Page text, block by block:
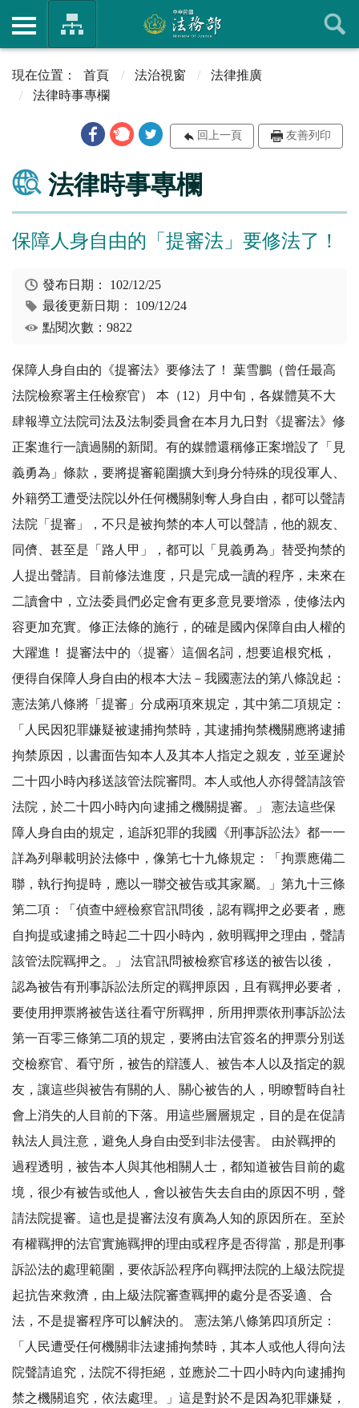
首頁 法治視窗
法律推廣
法律時事專欄
回上一頁 友善列印
法律時事專欄
保障人身自由的「提審法」要修法了！
發布日期： 102/12/25
最後更新日期： 109/12/24
點閱次數：9822
保障人身自由的《提審法》要修法了！ 葉雪鵬（曾任最高
法院檢察署主任檢察官） 本（12）月中旬，各媒體莫不大
肆報導立法院司法及法制委員會在本月九日對《提審法》修
正案進行一讀過關的新聞。有的媒體還稱修正案增設了「見
義勇為」條款，要將提審範圍擴大到身分特殊的現役軍人、
外籍勞工遭受法院以外任何機關剝奪人身自由，都可以聲請
法院「提審」，不只是被拘禁的本人可以聲請，他的親友、
同儕、甚至是「路人甲」，都可以「見義勇為」替受拘禁的
人提出聲請。目前修法進度，只是完成一讀的程序，未來在
二讀會中，立法委員們必定會有更多意見要增添，使修法內
容更加充實。修正法條的施行，的確是國內保障自由人權的
大躍進！ 提審法中的〈提審〉這個名詞，想要追根究柢，
便得自保障人身自由的根本大法－我國憲法的第八條說起：
憲法第八條將「提審」分成兩項來規定，其中第二項規定：
「人民因犯罪嫌疑被逮捕拘禁時，其逮捕拘禁機關應將逮捕
拘禁原因，以書面告知本人及其本人指定之親友，並至遲於
二十四小時內移送該管法院審問。本人或他人亦得聲請該管
法院，於二十四小時內向逮捕之機關提審。」 憲法這些保
障人身自由的規定，追訴犯罪的我國《刑事訴訟法》都一一
詳為列舉載明於法條中，像第七十九條規定：「拘票應備二
聯，執行拘提時，應以一聯交被告或其家屬。」第九十三條
第二項：「偵查中經檢察官訊問後，認有羈押之必要者，應
自拘提或逮捕之時起二十四小時內，敘明羈押之理由，聲請
該管法院羈押之。」 法官訊問被檢察官移送的被告以後，
認為被告有刑事訴訟法所定的羈押原因，且有羈押必要者，
要使用押票將被告送往看守所羈押，所用押票依刑事訴訟法
第一百零三條第二項的規定，要將由法官簽名的押票分別送
交檢察官、看守所，被告的辯護人、被告本人以及指定的親
友，讓這些與被告有關的人、關心被告的人，明瞭暫時自社
會上消失的人目前的下落。用這些層層規定，目的是在促請
執法人員注意，避免人身自由受到非法侵害。 由於羈押的
過程透明，被告本人與其他相關人士，都知道被告目前的處
境，很少有被告或他人，會以被告失去自由的原因不明，聲
請法院提審。這也是提審法沒有廣為人知的原因所在。至於
有權羈押的法官實施羈押的理由或程序是否得當，那是刑事
訴訟法的處理範圍，要依訴訟程序向羈押法院的上級法院提
起抗告來救濟，由上級法院審查羈押的處分是否妥適、合
法，不是提審程序可以解決的。 憲法第八條第四項所定：
「人民遭受任何機關非法逮捕拘禁時，其本人或他人得向法
院聲請追究，法院不得拒絕，並應於二十四小時內向逮捕拘
禁之機關追究，依法處理。」這是對於不是因為犯罪嫌疑，